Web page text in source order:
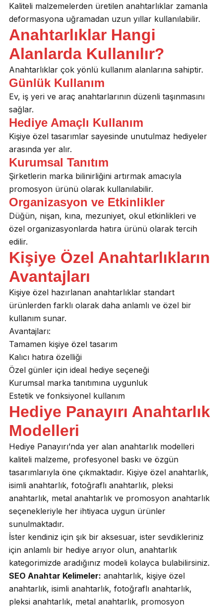
Kaliteli malzemelerden üretilen anahtarlıklar zamanla
deformasyona uğramadan uzun yıllar kullanılabilir.
Anahtarlıklar Hangi
Alanlarda Kullanılır?
Anahtarlıklar çok yönlü kullanım alanlarına sahiptir.
Günlük Kullanım
Ev, iş yeri ve araç anahtarlarının düzenli taşınmasını
sağlar.
Hediye Amaçlı Kullanım
Kişiye özel tasarımlar sayesinde unutulmaz hediyeler
arasında yer alır.
Kurumsal Tanıtım
Şirketlerin marka bilinirliğini artırmak amacıyla
promosyon ürünü olarak kullanılabilir.
Organizasyon ve Etkinlikler
Düğün, nişan, kına, mezuniyet, okul etkinlikleri ve
özel organizasyonlarda hatıra ürünü olarak tercih
edilir.
Kişiye Özel Anahtarlıkların
Avantajları
Kişiye özel hazırlanan anahtarlıklar standart
ürünlerden farklı olarak daha anlamlı ve özel bir
kullanım sunar.
Avantajları:
Tamamen kişiye özel tasarım
Kalıcı hatıra özelliği
Özel günler için ideal hediye seçeneği
Kurumsal marka tanıtımına uygunluk
Estetik ve fonksiyonel kullanım
Hediye Panayırı Anahtarlık
Modelleri
Hediye Panayırı’nda yer alan anahtarlık modelleri
kaliteli malzeme, profesyonel baskı ve özgün
tasarımlarıyla öne çıkmaktadır. Kişiye özel anahtarlık,
isimli anahtarlık, fotoğraflı anahtarlık, pleksi
anahtarlık, metal anahtarlık ve promosyon anahtarlık
seçenekleriyle her ihtiyaca uygun ürünler
sunulmaktadır.
İster kendiniz için şık bir aksesuar, ister sevdikleriniz
için anlamlı bir hediye arıyor olun, anahtarlık
kategorimizde aradığınız modeli kolayca bulabilirsiniz.
SEO Anahtar Kelimeler: anahtarlık, kişiye özel
anahtarlık, isimli anahtarlık, fotoğraflı anahtarlık,
pleksi anahtarlık, metal anahtarlık, promosyon